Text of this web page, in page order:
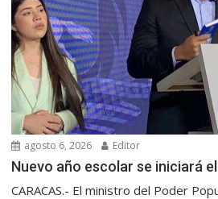
agosto 6, 2026 Editor
Nuevo año escolar se iniciará
CARACAS.- El ministro del Poder